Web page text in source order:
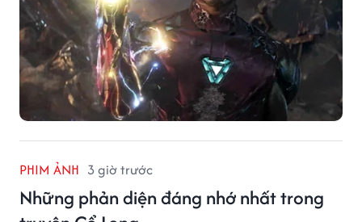
PHIM ẢNH 3 giờ trước
Những phản diện đáng nhớ nhất trong